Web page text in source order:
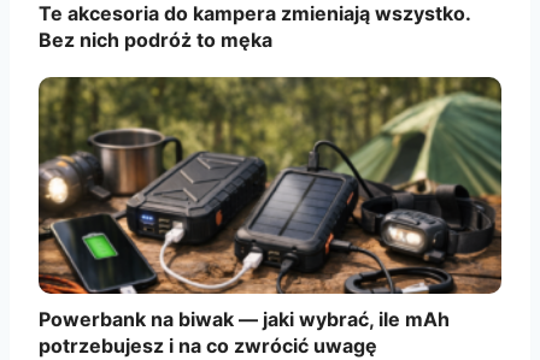
Te akcesoria do kampera zmieniają wszystko.
Bez nich podróż to męka
Powerbank na biwak — jaki wybrać, ile mAh
potrzebujesz i na co zwrócić uwagę